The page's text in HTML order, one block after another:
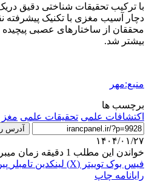
با ترکیب تحقیقات شناختی دقیق
دچار آسیب مغزی با تکنیک پیشرفته
محققان از ساختارهای عصبی پیچیده
بیشتر شد.
منبع:مهر
برچسب ها
اکتشافات علمی تحقیقات علمی مغز
آدرس
۱۴۰۴/۰۱/۲۷
خواندن این مطلب 1 دقیقه زمان میبرد
فیس بوک توییتر (X) لینکدین ‫تامبلر
رایانامه چاپ